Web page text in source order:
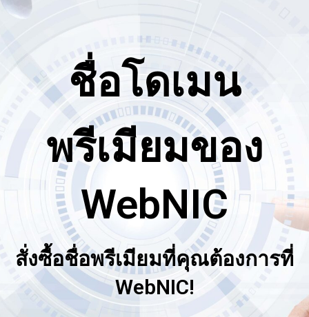
ชื่อโดเมน
พรีเมียมของ
WebNIC
สั่งซื้อชื่อพรีเมียมที่คุณต้องการที่
WebNIC!